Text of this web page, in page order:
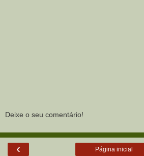
Deixe o seu comentário!
‹ Página inicial